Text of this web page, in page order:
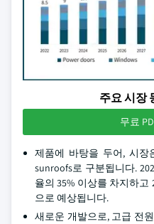
주요 시장
무료
제품에 바탕을 두어, 시
sunroofs로 구분됩니다.
율의 35% 이상를 차지하고
으로 예상됩니다.
새로운 개발으로, 고급 전